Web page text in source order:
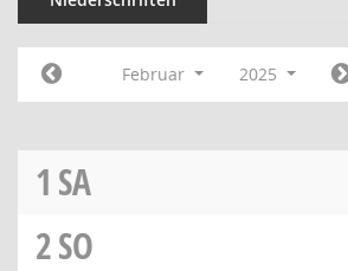
Februar 2025
1 SA
2SO